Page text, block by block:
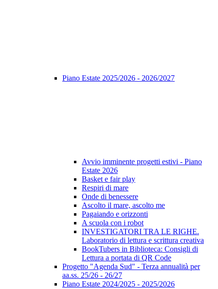
Piano Estate 2025/2026 - 2026/2027
Avvio imminente progetti estivi - Piano
Estate 2026
Basket e fair play
Respiri di mare
Onde di benessere
Ascolto il mare, ascolto me
Pagaiando e orizzonti
A scuola con i robot
INVESTIGATORI TRA LE RIGHE.
Laboratorio di lettura e scrittura creativa
BookTubers in Biblioteca: Consigli di
Lettura a portata di QR Code
Progetto "Agenda Sud" - Terza annualità per
aa.ss. 25/26 - 26/27
Piano Estate 2024/2025 - 2025/2026